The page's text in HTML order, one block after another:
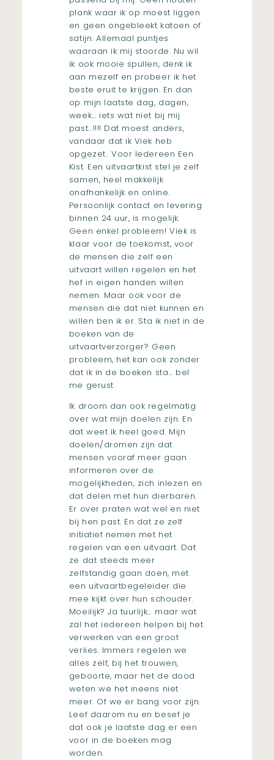
plank waar ik op moest liggen
en geen ongebleekt katoen of
satijn. Allemaal puntjes
waaraan ik mij stoorde. Nu wil
ik ook mooie spullen, denk ik
aan mezelf en probeer ik het
beste eruit te krijgen. En dan
op mijn laatste dag, dagen,
week… iets wat niet bij mij
past…!!!! Dat moest anders,
vandaar dat ik Viek heb
opgezet.. Voor Iedereen Een
Kist. Een uitvaartkist stel je zelf
samen, heel makkelijk
onafhankelijk en online.
Persoonlijk contact en levering
binnen 24 uur, is mogelijk.
Geen enkel probleem! Viek is
klaar voor de toekomst, voor
de mensen die zelf een
uitvaart willen regelen en het
hef in eigen handen willen
nemen. Maar ook voor de
mensen die dat niet kunnen en
willen ben ik er. Sta ik niet in de
boeken van de
uitvaartverzorger? Geen
probleem, het kan ook zonder
dat ik in de boeken sta… bel
me gerust.
Ik droom dan ook regelmatig
over wat mijn doelen zijn. En
dat weet ik heel goed. Mijn
doelen/dromen zijn dat
mensen vooraf meer gaan
informeren over de
mogelijkheden, zich inlezen en
dat delen met hun dierbaren.
Er over praten wat wel en niet
bij hen past. En dat ze zelf
initiatief nemen met het
regelen van een uitvaart. Dat
ze dat steeds meer
zelfstandig gaan doen, met
een uitvaartbegeleider die
mee kijkt over hun schouder.
Moeilijk? Ja tuurlijk… maar wat
zal het iedereen helpen bij het
verwerken van een groot
verlies. Immers regelen we
alles zelf, bij het trouwen,
geboorte, maar het de dood
weten we het ineens niet
meer. Of we er bang voor zijn.
Leef daarom nu en besef je
dat ook je laatste dag er een
voor in de boeken mag
worden.